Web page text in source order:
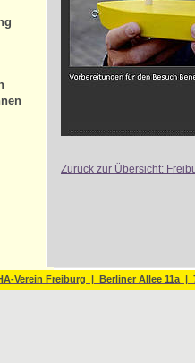
Verein Freiburg | Berliner Allee 11a |
Zurück zur Übersicht: